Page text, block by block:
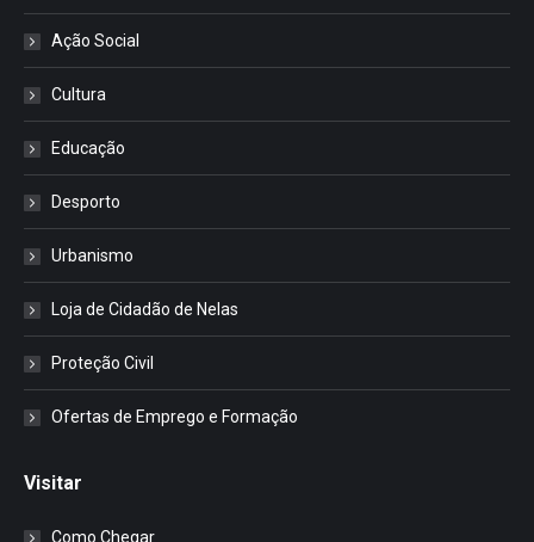
Ação Social
Cultura
Educação
Desporto
Urbanismo
Loja de Cidadão de Nelas
Proteção Civil
Ofertas de Emprego e Formação
Visitar
Como Chegar